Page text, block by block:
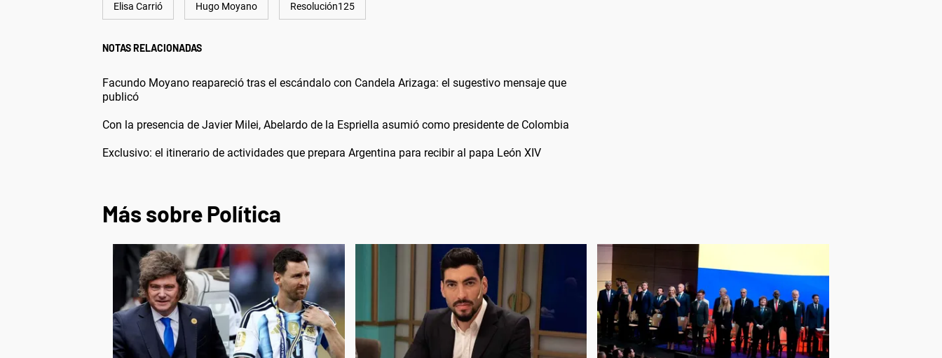
Elisa Carrió Hugo Moyano Resolución125
NOTAS RELACIONADAS
Facundo Moyano reapareció tras el escándalo con Candela Arizaga: el sugestivo mensaje que
publicó
Con la presencia de Javier Milei, Abelardo de la Espriella asumió como presidente de Colombia
Exclusivo: el itinerario de actividades que prepara Argentina para recibir al papa León XIV
Más sobre Política